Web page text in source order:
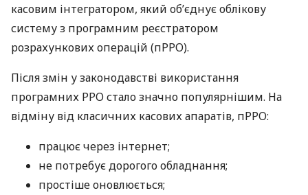
касовим інтегратором, який об’єднує облікову
систему з програмним реєстратором
розрахункових операцій (пРРО).
Після змін у законодавстві використання
програмних РРО стало значно популярнішим. На
відміну від класичних касових апаратів, пРРО:
працює через інтернет;
не потребує дорогого обладнання;
простіше оновлюється;